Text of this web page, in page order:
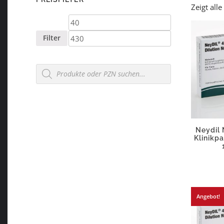
Zeigt alle
Neydil
Angebot!
Min.
Preis
Filter
Products
search